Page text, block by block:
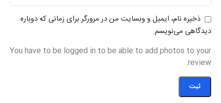
ذخیره نام، ایمیل و وبسایت من در مرورگر برای زمانی که دوباره
دیدگاهی می‌نویسم.
You have to be logged in to be able to add photos to your
review.